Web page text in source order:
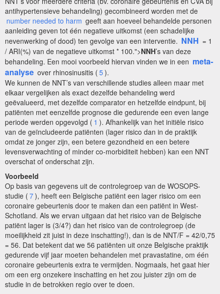
antihypertensieve behandeling) gecombineerd worden met de
number needed to harm geeft aan hoeveel behandelde personen
aanleiding geven tot één negatieve uitkomst (een schadelijke
nevenwerking of dood) ten gevolge van een interventie. NNH = 1
/ ARI(%) van de negatieve uitkomst * 100.">NNH’s van deze
behandeling. Een mooi voorbeeld hiervan vinden we in een meta-
analyse over rhinosinusitis ( 5).
We kunnen de NNT’s van verschillende studies alleen maar met
elkaar vergelijken als exact dezelfde behandeling werd
geëvalueerd, met dezelfde comparator en hetzelfde eindpunt, bij
patiënten met eenzelfde prognose die gedurende een even lange
periode werden opgevolgd ( 1 ). Afhankelijk van het initiële risico
van de geïncludeerde patiënten (lager risico dan in de praktijk
omdat ze jonger zijn, een betere gezondheid en een betere
levensverwachting of minder co-morbiditeit hebben) kan een NNT
overschat of onderschat zijn.
Voorbeeld
Op basis van gegevens uit de controlegroep van de WOSOPS-
studie ( 7), heeft een Belgische patiënt een lager risico om een
coronaire gebeurtenis door te maken dan een patiënt in West-
Schotland. Als we ervan uitgaan dat het risico van de Belgische
patiënt lager is (3/4?) dan het risico van de controlegroep (de
moeilijkheid zit juist in deze inschatting!), dan is de NNT/F = 42/0,75
= 56. Dat betekent dat we 56 patiënten uit onze Belgische praktijk
gedurende vijf jaar moeten behandelen met pravastatine, om één
coronaire gebeurtenis extra te vermijden. Nogmaals, het gaat hier
om een erg onzekere inschatting en het zou juister zijn om de
studie in de betrokken regio over te doen.